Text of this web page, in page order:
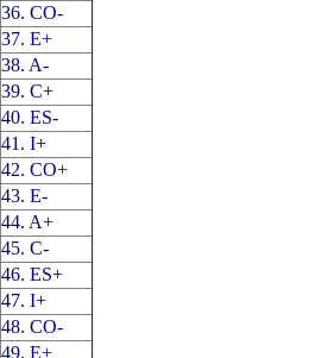
36. CO-
37. E+
38. A-
39. C+
40. ES-
41. I+
42. CO+
43. E-
44. A+
45. C-
46. ES+
47. I+
48. CO-
49. E+